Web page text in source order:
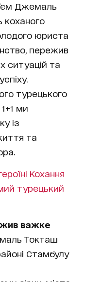
Джемаль
коханого
юриста
пережив
ситуацій та
турецького
ми
із
та
Кохання
турецький
важке
Токташ
Стамбулу